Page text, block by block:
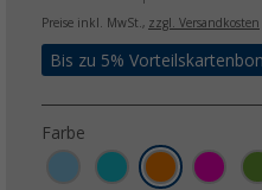
Preise inkl. MwSt., zzgl. Versandkosten
Bis zu 5%
Farbe